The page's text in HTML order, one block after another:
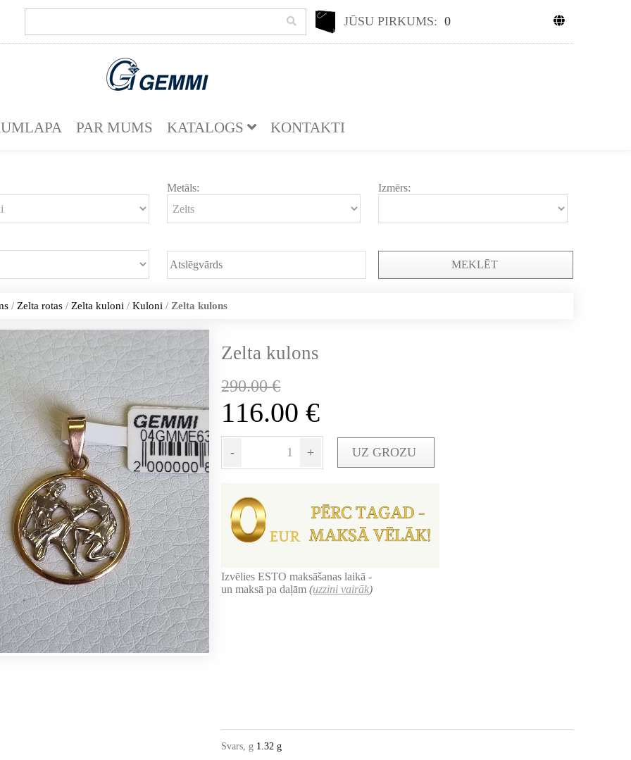
JŪSU PIRKUMS: 0
PAR MUMS KATALOGS KONTAKTI
Metāls: Izmērs:
MEKLĒT
/ Zelta rotas/ Zelta kuloni / Kuloni / Zelta kulons
Zelta kulons
290.00€
116.00€
- + UZ GROZU
Izvēlies ESTO maksāšanas laikā -
un maksā pa daļām(uzzini vairāk)
Svars, g 1.32 g